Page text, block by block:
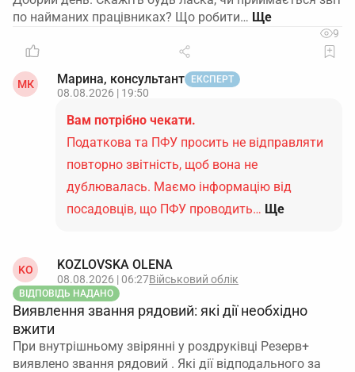
по найманих працівниках? Що робити…
9
МК Марина, консультант ЕКСПЕРТ
08.08.2026 | 19:50
Вам потрібно чекати.
Податкова та ПФУ просить не відправляти
повторно звітність, щоб вона не
дублювалась. Маємо інформацію від
посадовців, що ПФУ проводить… Ще
KO KOZLOVSKA OLENA
08.08.2026 | 06:27Військовий облік
ВІДПОВІДЬ НАДАНО
Виявлення звання рядовий: які дії необхідно
вжити
При внутрішньому звірянні у роздруківці Резерв+
виявлено звання рядовий . Які дії відподального за